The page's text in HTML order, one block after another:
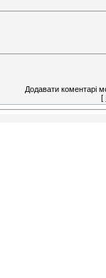
Додавати коментарі
[